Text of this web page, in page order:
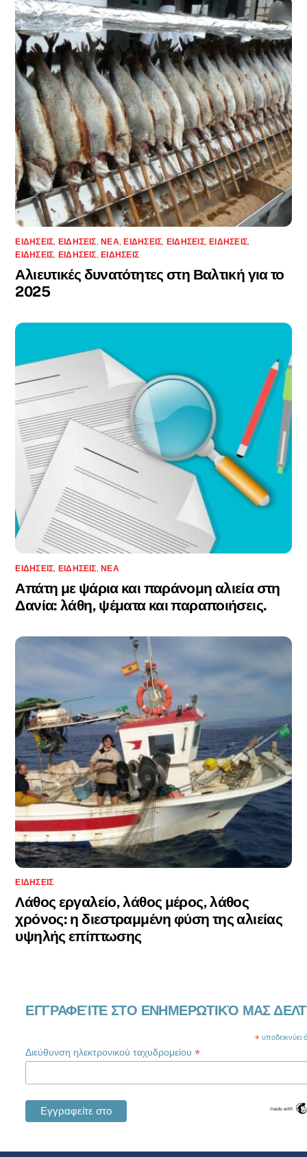
ΕΙΔΉΣΕΙΣ, ΕΙΔΉΣΕΙΣ,ΝΈΑ,ΕΙΔΉΣΕΙΣ, ΕΙΔΉΣΕΙΣ,ΕΙΔΉΣΕΙΣ,
ΕΙΔΉΣΕΙΣ, ΕΙΔΉΣΕΙΣ,ΕΙΔΉΣΕΙΣ
Αλιευτικές δυνατότητες στη Βαλτική για το
2025
ΕΙΔΉΣΕΙΣ, ΕΙΔΉΣΕΙΣ, ΝΈΑ
Απάτη με ψάρια και παράνομη αλιεία στη
Δανία: λάθη, ψέματα και παραποιήσεις.
ΕΙΔΉΣΕΙΣ
Λάθος εργαλείο, λάθος μέρος, λάθος
χρόνος: η διεστραμμένη φύση της αλιείας
υψηλής επίπτωσης
ΕΓΓΡΑΦΕΊΤΕ ΣΤΟ ΕΝΗΜΕΡΩΤΙΚΌ ΜΑΣ
* υποδεικνύει
Διεύθυνση ηλεκτρονικού ταχυδρομείου*
Swedish